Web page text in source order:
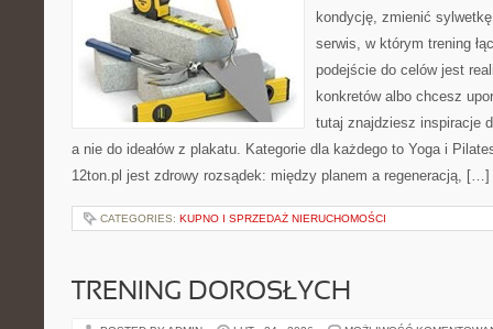
kondycję, zmienić
serwis, w którym trening
podejście do celów jest
konkretów albo chcesz
tutaj znajdziesz inspiracje
a nie do ideałów z plakatu. Kategorie dla każdego to Yoga i
12ton.pl jest zdrowy rozsądek: między planem a regeneracją, […]
CATEGORIES: KUPNO I SPRZEDAŻ NIERUCHOMOŚCI
TRENING DOROSŁYCH